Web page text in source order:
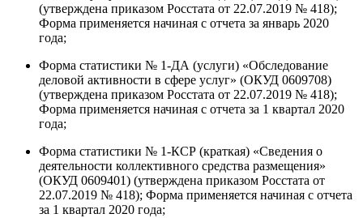
(утверждена приказом Росстата от 22.07.2019 № 418);
Форма применяется начиная с отчета за январь 2020
года;
Форма статистики № 1-ДА (услуги) «Обследование
деловой активности в сфере услуг» (ОКУД 0609708)
(утверждена приказом Росстата от 22.07.2019 № 418);
Форма применяется начиная с отчета за 1 квартал 2020
года;
Форма статистики № 1-КСР (краткая) «Сведения о
деятельности коллективного средства размещения»
(ОКУД 0609401) (утверждена приказом Росстата от
22.07.2019 № 418); Форма применяется начиная с отчета
за 1 квартал 2020 года;